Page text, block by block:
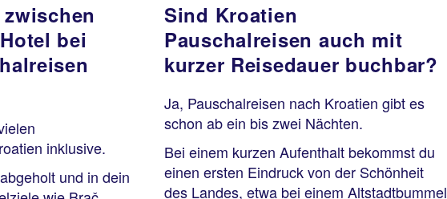
bei
inklusive.
und in dein
Sind Kroatien
Pauschalreisen auch mit
kurzer Reisedauer buchbar?
Ja, Pauschalreisen nach Kroatien gibt es
schon ab ein bis zwei Nächten.
Bei einem kurzen Aufenthalt bekommst du
einen ersten Eindruck von der Schönheit
des Landes, etwa bei einem Altstadtbummel